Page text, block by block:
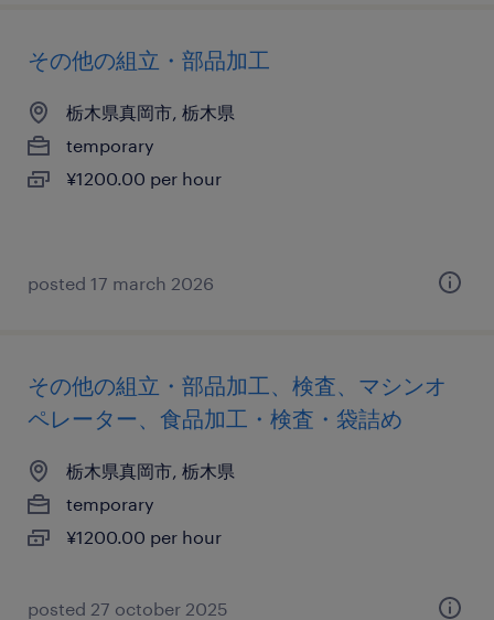
その他の組立・部品加工
栃木県真岡市, 栃木県
temporary
¥1200.00 per hour
posted 17 march 2026
その他の組立・部品加工、検査、マシンオ
ペレーター、食品加工・検査・袋詰め
栃木県真岡市, 栃木県
temporary
¥1200.00 per hour
posted 27 october 2025